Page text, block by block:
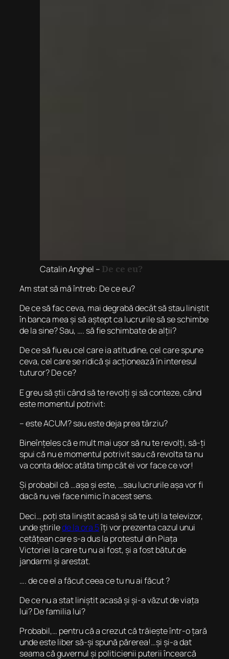
Catalin Anghel – De ce eu?
Am stat să mă întreb: De ce eu?
De ce să fac ceva, mai degrabă decât să stau liniștit
în banca mea și să aștept ca lucrurile să se schimbe
de la sine? Sau, …. să fie schimbate de alții?
De ce să fiu eu cel care ia atitudine, cel care spune
ceva, cel care se ridică și acționează în interesul
tuturor? De ce?
E greu să știi când să te revolți și să conteze, când
este momentul potrivit:
– este ACUM? sau este deja prea târziu?
Bineînțeles că e mult mai ușor să nu te revolți, să-ți
spui că nu e momentul potrivit sau că revolta ta nu
va conta deloc atâta timp cât ei vor face ce vor!
Și probabil că …așa și este, …sau lucrurile așa vor fi
dacă nu vei face nimic în acest sens.
Deci… poți sta liniștit acasă și să te uiți la televizor,
unde știrilede la ora 5îți vor prezenta cazul unui
cetățean care s-a dus la protestul din Piața
Victoriei la care tu nu ai fost, și a fost bătut de
jandarmi și arestat.
…. de ce el a făcut ceea ce tu nu ai făcut ?
De ce nu a stat liniștit acasă și și-a văzut de viața
lui? De familia lui?
Probabil,… pentru că a crezut că trăiește într-o țară
unde este liber să-și spună părerea!…și și-a dat
seama că guvernul și politicienii puterii încearcă